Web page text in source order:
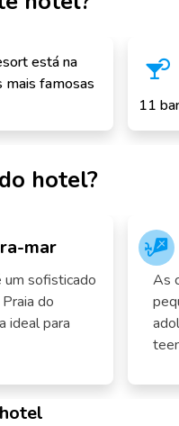
está na
mais famosas
11
hotel?
mar
um sofisticado
do
ideal para
As